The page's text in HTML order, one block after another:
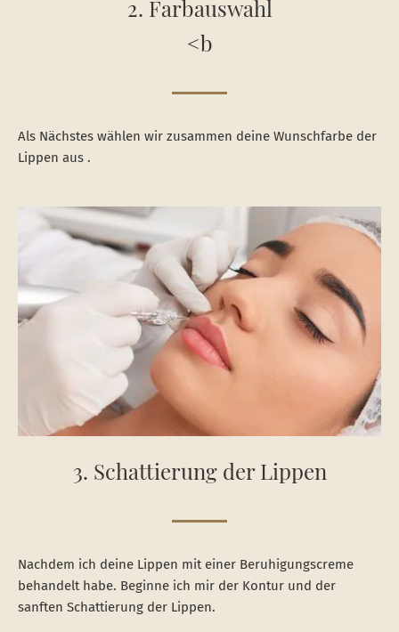
2. Farbauswahl
<b
Als Nächstes wählen wir zusammen deine Wunschfarbe der
Lippen aus .
3. Schattierung der Lippen
Nachdem ich deine Lippen mit einer Beruhigungscreme
behandelt habe. Beginne ich mir der Kontur und der
sanften Schattierung der Lippen.